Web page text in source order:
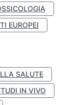
EUROPEI
SALUTE
IN VIVO